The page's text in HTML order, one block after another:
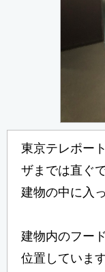
東京テレポー
ザまでは直ぐ
建物の中に入
建物内のフー
位置していま